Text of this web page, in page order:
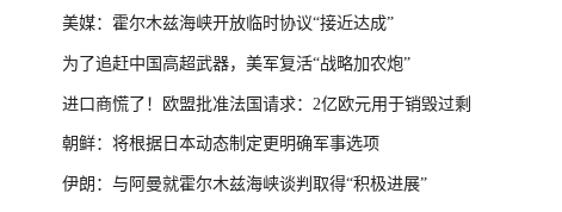
美媒：霍尔木兹海峡开放临时协议“接近达成”
为了追赶中国高超武器，美军复活“战略加农炮”
进口商慌了！欧盟批准法国请求：2亿欧元用于销毁过剩
朝鲜：将根据日本动态制定更明确军事选项
伊朗：与阿曼就霍尔木兹海峡谈判取得“积极进展”